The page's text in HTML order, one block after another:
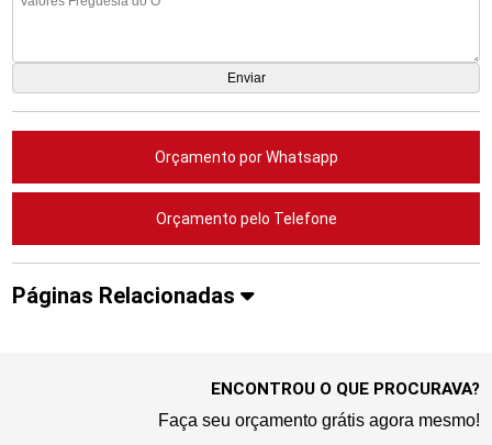
Orçamento por Whatsapp
Orçamento pelo Telefone
Páginas Relacionadas
ENCONTROU O QUE PROCURAVA?
Faça seu orçamento grátis agora mesmo!